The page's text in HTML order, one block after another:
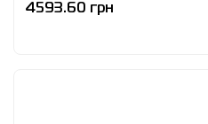
4593.60 грн